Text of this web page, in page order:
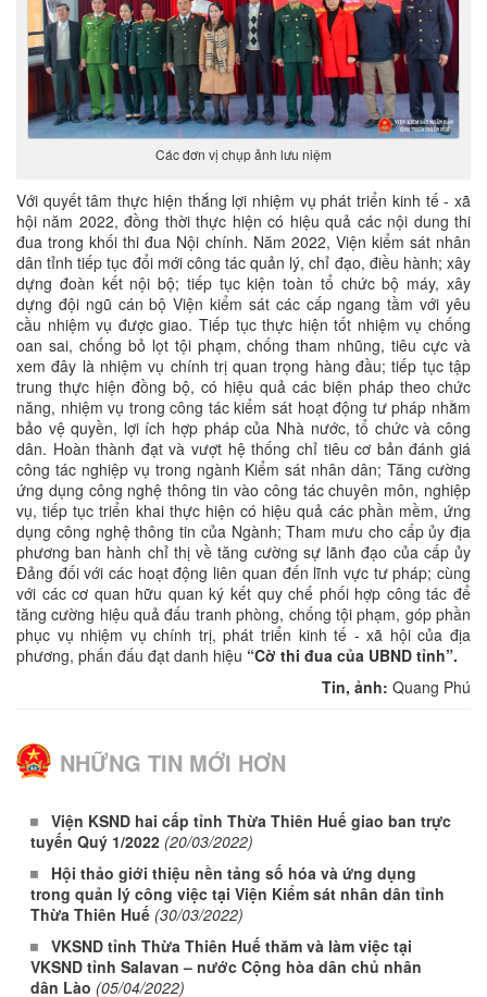
Các đơn vị chụp ảnh lưu niệm
Với quyết tâm thực hiện thắng lợi nhiệm vụ phát triển kinh tế - xã
hội năm 2022, đồng thời thực hiện có hiệu quả các nội dung thi
đua trong khối thi đua Nội chính. Năm 2022, Viện kiểm sát nhân
dân tỉnh tiếp tục đổi mới công tác quản lý, chỉ đạo, điều hành; xây
dựng đoàn kết nội bộ; tiếp tục kiện toàn tổ chức bộ máy, xây
dựng đội ngũ cán bộ Viện kiểm sát các cấp ngang tầm với yêu
cầu nhiệm vụ được giao. Tiếp tục thực hiện tốt nhiệm vụ chống
oan sai, chống bỏ lọt tội phạm, chống tham nhũng, tiêu cực và
xem đây là nhiệm vụ chính trị quan trọng hàng đầu; tiếp tục tập
trung thực hiện đồng bộ, có hiệu quả các biện pháp theo chức
năng, nhiệm vụ trong công tác kiểm sát hoạt động tư pháp nhằm
bảo vệ quyền, lợi ích hợp pháp của Nhà nước, tổ chức và công
dân. Hoàn thành đạt và vượt hệ thống chỉ tiêu cơ bản đánh giá
công tác nghiệp vụ trong ngành Kiểm sát nhân dân; Tăng cường
ứng dụng công nghệ thông tin vào công tác chuyên môn, nghiệp
vụ, tiếp tục triển khai thực hiện có hiệu quả các phần mềm, ứng
dụng công nghệ thông tin của Ngành; Tham mưu cho cấp ủy địa
phương ban hành chỉ thị về tăng cường sự lãnh đạo của cấp ủy
Đảng đối với các hoạt động liên quan đến lĩnh vực tư pháp; cùng
với các cơ quan hữu quan ký kết quy chế phối hợp công tác để
tăng cường hiệu quả đấu tranh phòng, chống tội phạm, góp phần
phục vụ nhiệm vụ chính trị, phát triển kinh tế - xã hội của địa
phương, phấn đấu đạt danh hiệu “Cờ thi đua của UBND tỉnh”.
Tin, ảnh: Quang Phú
NHỮNG TIN MỚI HƠN
Viện KSND hai cấp tỉnh Thừa Thiên Huế giao ban trực
tuyến Quý 1/2022 (20/03/2022)
Hội thảo giới thiệu nền tảng số hóa và ứng dụng
trong quản lý công việc tại Viện Kiểm sát nhân dân tỉnh
Thừa Thiên Huế (30/03/2022)
VKSND tỉnh Thừa Thiên Huế thăm và làm việc tại
VKSND tỉnh Salavan – nước Cộng hòa dân chủ nhân
dân Lào (05/04/2022)